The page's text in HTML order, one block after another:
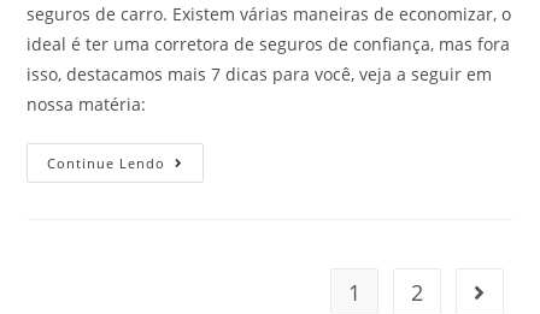
seguros de carro. Existem várias maneiras de economizar, o
ideal é ter uma corretora de seguros de confiança, mas fora
isso, destacamos mais 7 dicas para você, veja a seguir em
nossa matéria:
Continue Lendo
1 2